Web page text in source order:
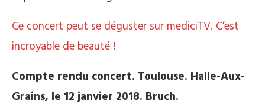
Ce concert peut se déguster sur mediciTV. C’est
incroyable de beauté !
Compte rendu concert. Toulouse. Halle-Aux-
Grains, le 12 janvier 2018. Bruch.